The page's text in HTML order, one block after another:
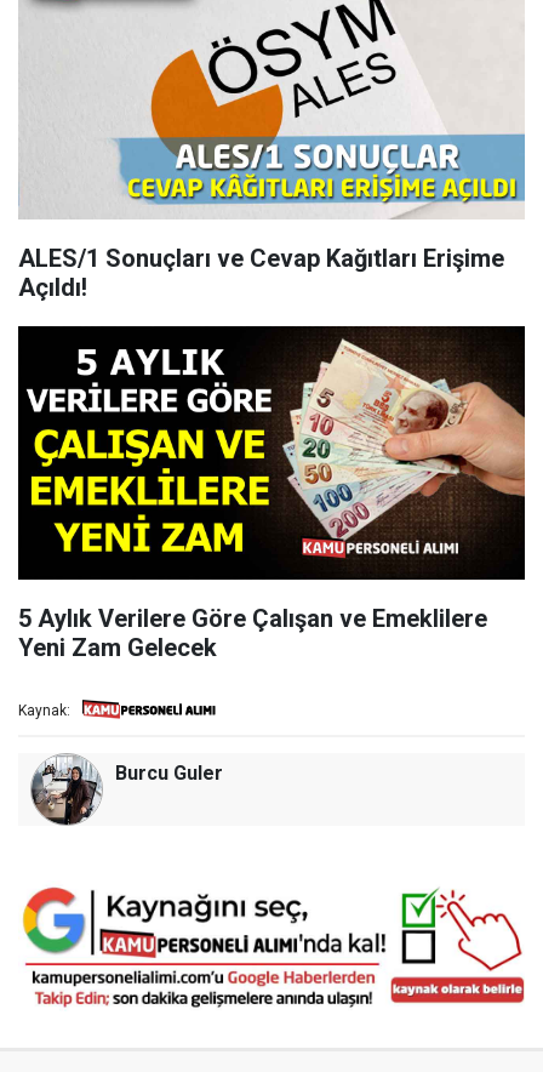
ALES/1 Sonuçları ve Cevap Kağıtları Erişime
Açıldı!
5 Aylık Verilere Göre Çalışan ve Emeklilere
Yeni Zam Gelecek
Kaynak:
Burcu Guler